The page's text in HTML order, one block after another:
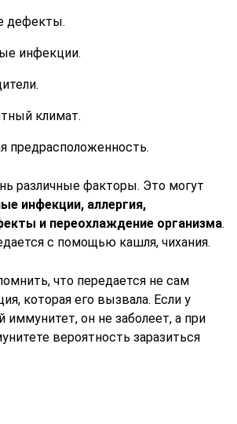
дефекты.
инфекции.
климат.
предрасположенность.
различные факторы. Это могут
инфекции, аллергия,
и переохлаждение организма.
с помощью кашля, чихания.
что передается не сам
которая его вызвала. Если у
иммунитет, он не заболеет, а при
вероятность заразиться